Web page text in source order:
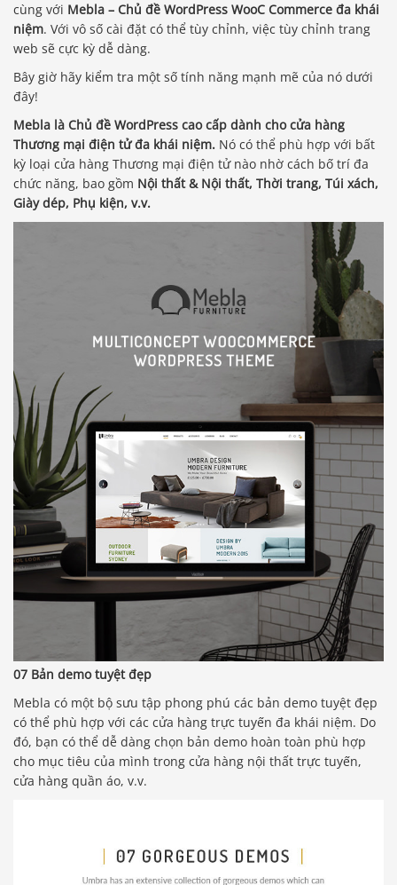
cùng với Mebla – Chủ đề WordPress WooC Commerce đa khái
niệm. Với vô số cài đặt có thể tùy chỉnh, việc tùy chỉnh trang
web sẽ cực kỳ dễ dàng.
Bây giờ hãy kiểm tra một số tính năng mạnh mẽ của nó dưới
đây!
Mebla là Chủ đề WordPress cao cấp dành cho cửa hàng
Thương mại điện tử đa khái niệm. Nó có thể phù hợp với bất
kỳ loại cửa hàng Thương mại điện tử nào nhờ cách bố trí đa
chức năng, bao gồm Nội thất & Nội thất, Thời trang, Túi xách,
Giày dép, Phụ kiện, v.v.
07 Bản demo tuyệt đẹp
Mebla có một bộ sưu tập phong phú các bản demo tuyệt đẹp
có thể phù hợp với các cửa hàng trực tuyến đa khái niệm. Do
đó, bạn có thể dễ dàng chọn bản demo hoàn toàn phù hợp
cho mục tiêu của mình trong cửa hàng nội thất trực tuyến,
cửa hàng quần áo, v.v.